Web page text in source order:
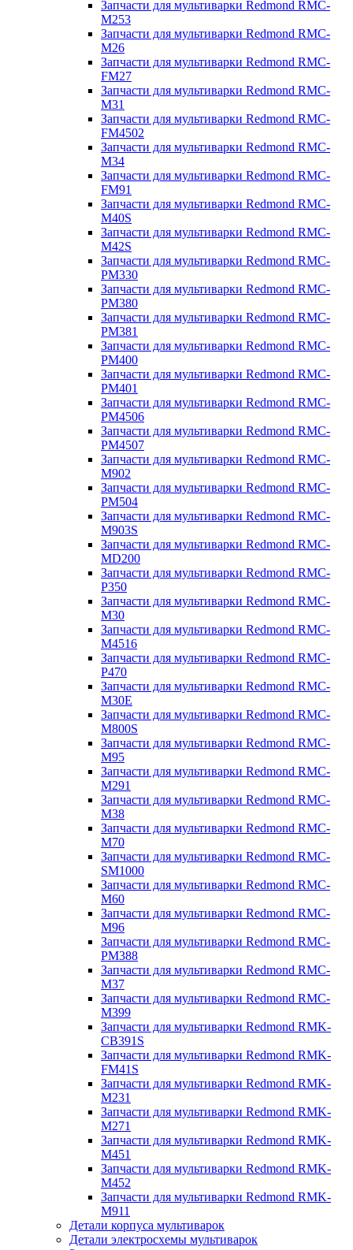
Запчасти для мультиварки Redmond RMC-
M253
Запчасти для мультиварки Redmond RMC-
M26
Запчасти для мультиварки Redmond RMC-
FM27
Запчасти для мультиварки Redmond RMC-
M31
Запчасти для мультиварки Redmond RMC-
FM4502
Запчасти для мультиварки Redmond RMC-
M34
Запчасти для мультиварки Redmond RMC-
FM91
Запчасти для мультиварки Redmond RMC-
M40S
Запчасти для мультиварки Redmond RMC-
M42S
Запчасти для мультиварки Redmond RMC-
PM330
Запчасти для мультиварки Redmond RMC-
PM380
Запчасти для мультиварки Redmond RMC-
PM381
Запчасти для мультиварки Redmond RMC-
PM400
Запчасти для мультиварки Redmond RMC-
PM401
Запчасти для мультиварки Redmond RMC-
PM4506
Запчасти для мультиварки Redmond RMC-
PM4507
Запчасти для мультиварки Redmond RMC-
M902
Запчасти для мультиварки Redmond RMC-
PM504
Запчасти для мультиварки Redmond RMC-
M903S
Запчасти для мультиварки Redmond RMC-
MD200
Запчасти для мультиварки Redmond RMC-
P350
Запчасти для мультиварки Redmond RMC-
M30
Запчасти для мультиварки Redmond RMC-
M4516
Запчасти для мультиварки Redmond RMC-
P470
Запчасти для мультиварки Redmond RMC-
M30E
Запчасти для мультиварки Redmond RMC-
M800S
Запчасти для мультиварки Redmond RMC-
M95
Запчасти для мультиварки Redmond RMC-
M291
Запчасти для мультиварки Redmond RMC-
M38
Запчасти для мультиварки Redmond RMC-
M70
Запчасти для мультиварки Redmond RMC-
SM1000
Запчасти для мультиварки Redmond RMC-
M60
Запчасти для мультиварки Redmond RMC-
M96
Запчасти для мультиварки Redmond RMC-
PM388
Запчасти для мультиварки Redmond RMC-
M37
Запчасти для мультиварки Redmond RMC-
M399
Запчасти для мультиварки Redmond RMK-
CB391S
Запчасти для мультиварки Redmond RMK-
FM41S
Запчасти для мультиварки Redmond RMK-
M231
Запчасти для мультиварки Redmond RMK-
M271
Запчасти для мультиварки Redmond RMK-
M451
Запчасти для мультиварки Redmond RMK-
M452
Запчасти для мультиварки Redmond RMK-
M911
Детали корпуса мультиварок
Детали электросхемы мультиварок